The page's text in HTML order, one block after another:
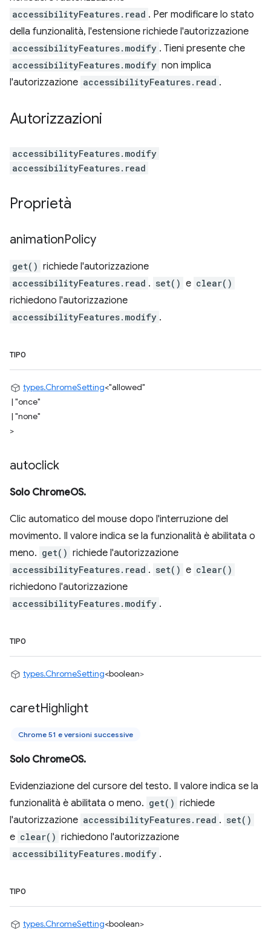
accessibilityFeatures.read . Per modificare lo stato
della funzionalità, l'estensione richiede l'autorizzazione
accessibilityFeatures.modify . Tieni presente che
accessibilityFeatures.modify non implica
l'autorizzazione accessibilityFeatures.read .
Autorizzazioni
accessibilityFeatures.modify
accessibilityFeatures.read
Proprietà
animationPolicy
get() richiede l'autorizzazione
accessibilityFeatures.read . set() e clear()
richiedono l'autorizzazione
accessibilityFeatures.modify .
TIPO
types.ChromeSetting<"allowed"
| "once"
| "none"
>
autoclick
Solo ChromeOS.
Clic automatico del mouse dopo l'interruzione del
movimento. Il valore indica se la funzionalità è abilitata o
meno. get() richiede l'autorizzazione
accessibilityFeatures.read . set() e clear()
richiedono l'autorizzazione
accessibilityFeatures.modify .
TIPO
types.ChromeSetting<boolean>
caretHighlight
Chrome 51 e versioni successive
Solo ChromeOS.
Evidenziazione del cursore del testo. Il valore indica se la
funzionalità è abilitata o meno. get() richiede
l'autorizzazione accessibilityFeatures.read . set()
e clear() richiedono l'autorizzazione
accessibilityFeatures.modify .
TIPO
types.ChromeSetting<boolean>